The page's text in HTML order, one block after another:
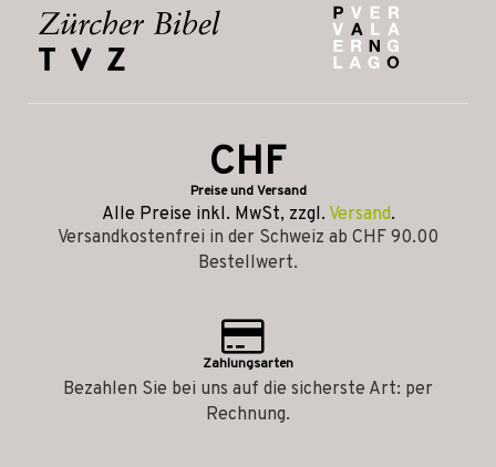
CHF
Preise und Versand
Alle Preise inkl. MwSt, zzgl. Versand.
Versandkostenfrei in der Schweiz ab CHF 90.00
Bestellwert.
Zahlungsarten
Bezahlen Sie bei uns auf die sicherste Art: per
Rechnung.